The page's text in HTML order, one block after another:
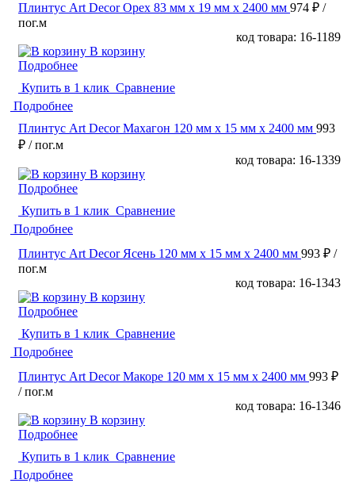
Плинтус Art Decor Орех 83 мм х 19 мм х 2400 мм 974 ₽ /
пог.м
код товара: 16-1189
В корзину
Подробнее
Купить в 1 клик Сравнение
Подробнее
Плинтус Art Decor Махагон 120 мм х 15 мм х 2400 мм 993
₽ / пог.м
код товара: 16-1339
В корзину
Подробнее
Купить в 1 клик Сравнение
Подробнее
Плинтус Art Decor Ясень 120 мм х 15 мм х 2400 мм 993 ₽ /
пог.м
код товара: 16-1343
В корзину
Подробнее
Купить в 1 клик Сравнение
Подробнее
Плинтус Art Decor Макоре 120 мм х 15 мм х 2400 мм 993 ₽
/ пог.м
код товара: 16-1346
В корзину
Подробнее
Купить в 1 клик Сравнение
Подробнее